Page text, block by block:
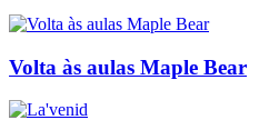
Volta às aulas Maple Bear